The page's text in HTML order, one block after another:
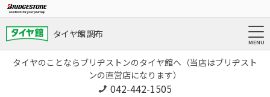
タイヤ館 調布
タイヤのことならブリヂストンのタイヤ館へ（当店はブリヂスト
ンの直営店になります）
042-442-1505